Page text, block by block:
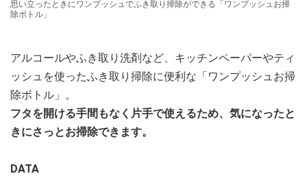
思い立ったときにワンプッシュでふき取り掃除ができる「ワンプッシュお掃
除ボトル」
アルコールやふき取り洗剤など、キッチンペーパーやティ
ッシュを使ったふき取り掃除に便利な「ワンプッシュお掃
除ボトル」。
フタを開ける手間もなく片手で使えるため、気になったと
きにさっとお掃除できます。
DATA